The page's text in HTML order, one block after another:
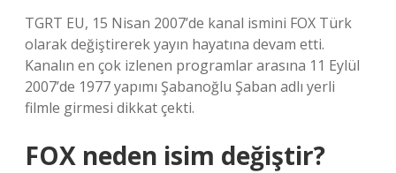
TGRT EU, 15 Nisan 2007’de kanal ismini FOX Türk
olarak değiştirerek yayın hayatına devam etti.
Kanalın en çok izlenen programlar arasına 11 Eylül
2007’de 1977 yapımı Şabanoğlu Şaban adlı yerli
filmle girmesi dikkat çekti.
FOX neden isim değiştir?